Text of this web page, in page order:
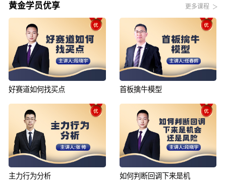
黄金学员优享 更多课程
好赛道如何找买点 首板擒牛模型
主力行为分析 如何判断回调下来是机